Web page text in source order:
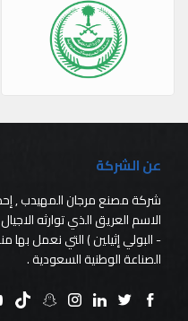
عن الشركة
شركة مصنع مرجان المهيدب ,
الاسم العريق الذي توارثه
الصناعة الوطنية السعودية .